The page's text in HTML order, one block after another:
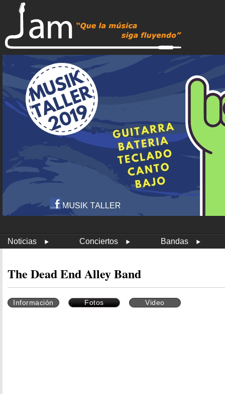
Noticias Conciertos Bandas
The Dead End Alley Band
Información Fotos Video